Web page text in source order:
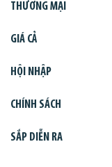
THƯƠNG MẠI
GIÁ CẢ
HỘI NHẬP
CHÍNH SÁCH
SẮP DIỄN RA